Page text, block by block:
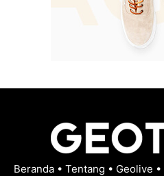
Beranda • Tentang • Geolive •